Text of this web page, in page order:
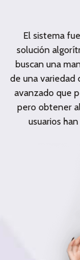
El sistema
solución
buscan una
de una variedad
avanzado que
pero obtener
usuarios